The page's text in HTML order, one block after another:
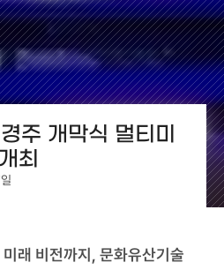
개막식 멀티미
최
래 비전까지, 문화유산기술